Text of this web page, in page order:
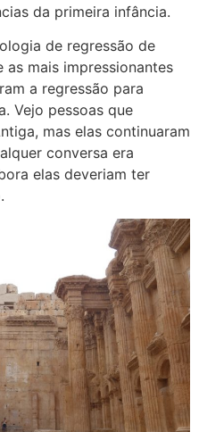
da primeira infância.
de regressão de
as mais impressionantes
a regressão para
Vejo pessoas que
mas elas continuaram
conversa era
elas deveriam ter